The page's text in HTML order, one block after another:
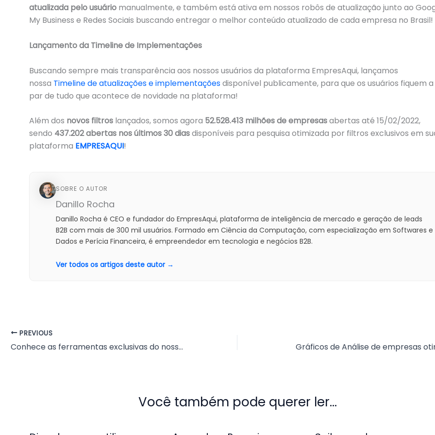
atualizada pelo usuário manualmente, e também está ativa em nossos robôs de atualização junto ao
My Business e Redes Sociais buscando entregar o melhor conteúdo atualizado de cada empresa no Brasil!
Lançamento da Timeline de Implementações
Buscando sempre mais transparência aos nossos usuários da plataforma EmpresAqui, lançamos
nossa Timeline de atualizações e implementaçõesdisponível publicamente, para que os usuários fiquem a
par de tudo que acontece de novidade na plataforma!
Além dos novos filtros lançados, somos agora 52.528.413 milhões de empresasabertas até 15/02/2022,
sendo 437.202 abertas nos últimos 30 diasdisponíveis para pesquisa otimizada por filtros exclusivos em
plataforma EMPRESAQUI!
SOBRE O AUTOR
Danillo Rocha
Danillo Rocha é CEO e fundador do EmpresAqui, plataforma de inteligência de mercado e geração de leads
B2B com mais de 300 mil usuários. Formado em Ciência da Computação, com especialização em Softwares e
Dados e Perícia Financeira, é empreendedor em tecnologia e negócios B2B.
Ver todos os artigos deste autor →
PREVIOUS
Conhece as ferramentas exclusivas do nosso Gerenciador Plus? Gráficos de Análise de empresas
Você também pode querer ler...